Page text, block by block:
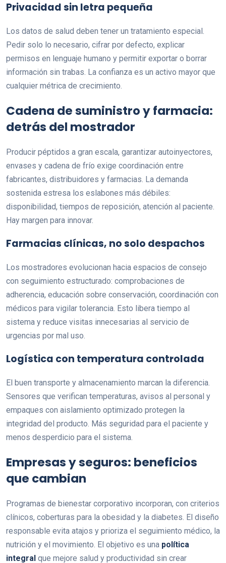
Privacidad sin letra pequeña
Los datos de salud deben tener un tratamiento especial.
Pedir solo lo necesario, cifrar por defecto, explicar
permisos en lenguaje humano y permitir exportar o borrar
información sin trabas. La confianza es un activo mayor que
cualquier métrica de crecimiento.
Cadena de suministro y farmacia:
detrás del mostrador
Producir péptidos a gran escala, garantizar autoinyectores,
envases y cadena de frío exige coordinación entre
fabricantes, distribuidores y farmacias. La demanda
sostenida estresa los eslabones más débiles:
disponibilidad, tiempos de reposición, atención al paciente.
Hay margen para innovar.
Farmacias clínicas, no solo despachos
Los mostradores evolucionan hacia espacios de consejo
con seguimiento estructurado: comprobaciones de
adherencia, educación sobre conservación, coordinación con
médicos para vigilar tolerancia. Esto libera tiempo al
sistema y reduce visitas innecesarias al servicio de
urgencias por mal uso.
Logística con temperatura controlada
El buen transporte y almacenamiento marcan la diferencia.
Sensores que verifican temperaturas, avisos al personal y
empaques con aislamiento optimizado protegen la
integridad del producto. Más seguridad para el paciente y
menos desperdicio para el sistema.
Empresas y seguros: beneficios
que cambian
Programas de bienestar corporativo incorporan, con criterios
clínicos, coberturas para la obesidad y la diabetes. El diseño
responsable evita atajos y prioriza el seguimiento médico, la
nutrición y el movimiento. El objetivo es una política
integral que mejore salud y productividad sin crear